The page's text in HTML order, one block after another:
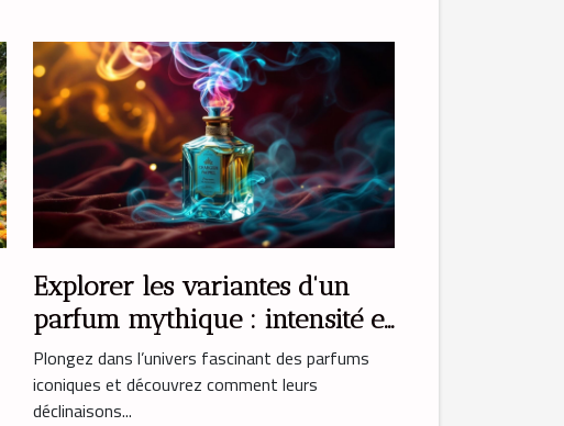
Explorer les variantes d'un
parfum mythique : intensité et
émotion
Plongez dans l’univers fascinant des parfums
iconiques et découvrez comment leurs
déclinaisons...